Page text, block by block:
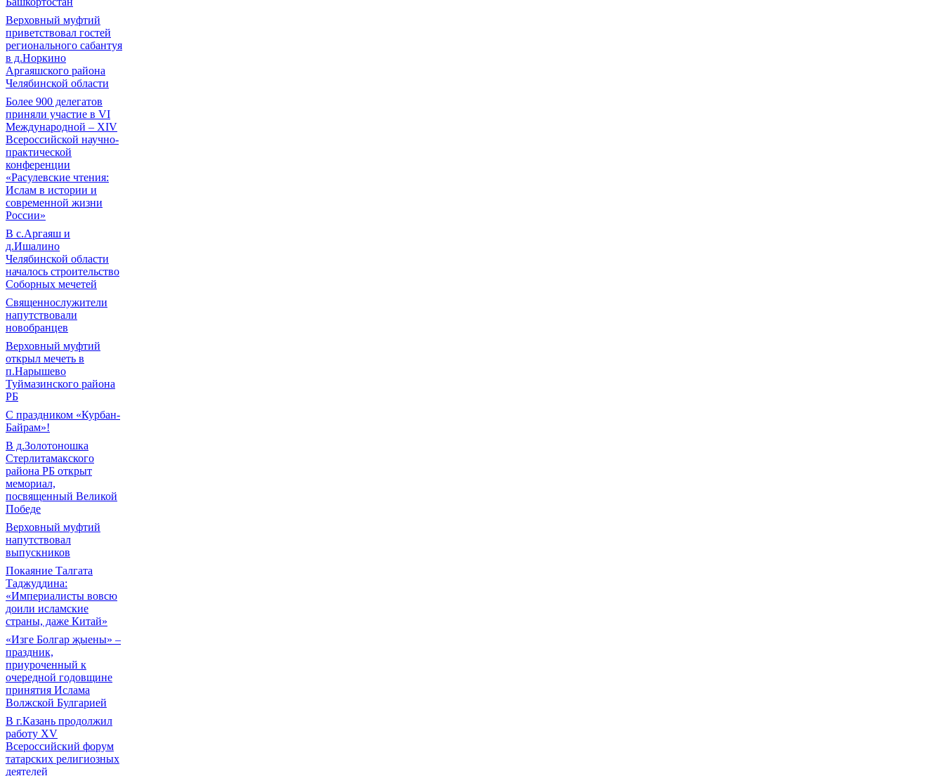
Верховный муфтий
приветствовал гостей
регионального сабантуя
в д.Норкино
Аргаяшского района
Челябинской области
Более 900 делегатов
приняли участие в VI
Международной – ХIV
Всероссийской научно-
практической
конференции
«Расулевские чтения:
Ислам в истории и
современной жизни
России»
В с.Аргаяш и
д.Ишалино
Челябинской области
началось строительство
Соборных мечетей
Священнослужители
напутствовали
новобранцев
Верховный муфтий
открыл мечеть в
п.Нарышево
Туймазинского района
РБ
С праздником «Курбан-
Байрам»!
В д.Золотоношка
Стерлитамакского
района РБ открыт
мемориал,
посвященный Великой
Победе
Верховный муфтий
напутствовал
выпускников
Покаяние Талгата
Таджуддина:
«Империалисты вовсю
доили исламские
страны, даже Китай»
«Изге Болгар җыены» –
праздник,
приуроченный к
очередной годовщине
принятия Ислама
Волжской Булгарией
В г.Казань продолжил
работу XV
Всероссийский форум
татарских религиозных
деятелей